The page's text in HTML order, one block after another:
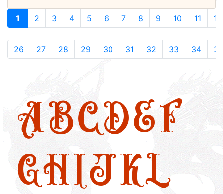
1 2 3 4 5 6 7 8 9 10 11 12
26 27 28 29 30 31 32 33 34 35
ABCDEF
GHIJKL